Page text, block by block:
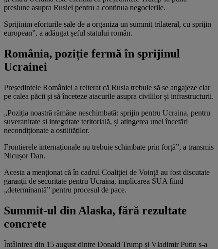
presiune asupra Rusiei pentru a continua negocierile.
Sprijinim eforturile sale de a organiza un summit trilateral, cu sprijin
european”, a adăugat șeful statului român.
România, poziție fermă în sprijinul
Ucrainei
Președintele României a reiterat că Rusia trebuie să se angajeze clar
pe calea păcii și să înceteze atacurile asupra civililor și infrastructurii.
„Poziția noastră rămâne neschimbată: sprijin pentru Ucraina, pentru
suveranitate și integritate teritorială, și atingerea unei încetări
necondiționate a ostilităților.
Frontierele internaționale nu trebuie schimbate prin forță”, a transmis
Nicușor Dan.
Acesta a menționat că în cadrul Coaliției de Voință au fost discutate
garanții de securitate pentru Ucraina, implicarea SUA fiind
„determinantă” pentru procesul de pace.
Summit-ul din Alaska, fără rezultate
concrete
Întâlnirea din 15 august dintre Donald Trump și Vladimir Putin s-a